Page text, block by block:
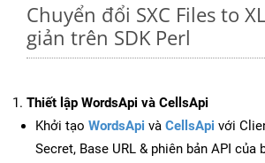
Chuyển đổi SXC Files to
giản trên SDK Perl
Thiết lập WordsApi và CellsApi
Khởi tạo WordsApi và CellsApi với
Secret, Base URL & phiên bản API của